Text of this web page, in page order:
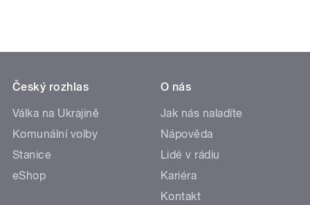
Český rozhlas
Válka na Ukrajině
Komunální volby
Stanice
eShop
O nás
Jak nás naladíte
Nápověda
Lidé v rádiu
Kariéra
Kontakt